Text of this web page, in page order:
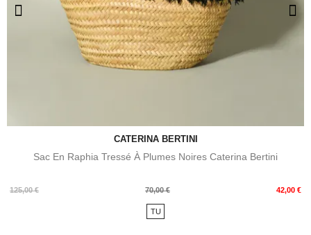
CATERINA BERTINI
Sac En Raphia Tressé À Plumes Noires Caterina Bertini
125,00 €
Prix
70,00 € 42,00 €
Prix
TU